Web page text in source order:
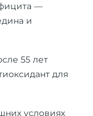
—
и
55 лет
для
условиях